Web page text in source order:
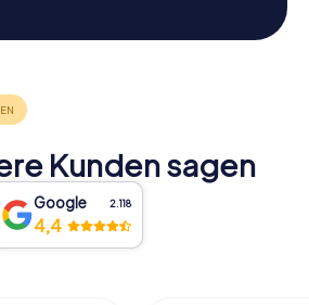
Kunden sagen
Google 2.118
4,4